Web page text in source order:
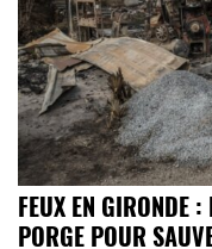
FEUX EN GIRONDE
PORGE POUR